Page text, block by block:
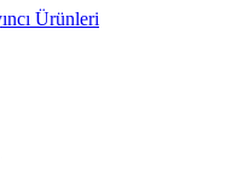
Ürünleri